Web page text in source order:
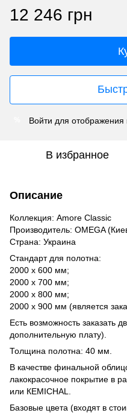
12 246 грн
Войти для отображения
В избранное
Описание
Коллекция: Amore Classic
Производитель: OMEGA
Страна: Украина
Стандарт для полотна:
2000 х 600 мм;
2000 х 700 мм;
2000 х 800 мм;
2000 х 900 мм (является
Есть возможность заказать
дополнительную плату).
Толщина полотна: 40 мм.
В качестве финальной
лакокрасочное покрытие в
или КEMICHAL.
Базовые цвета (входят в